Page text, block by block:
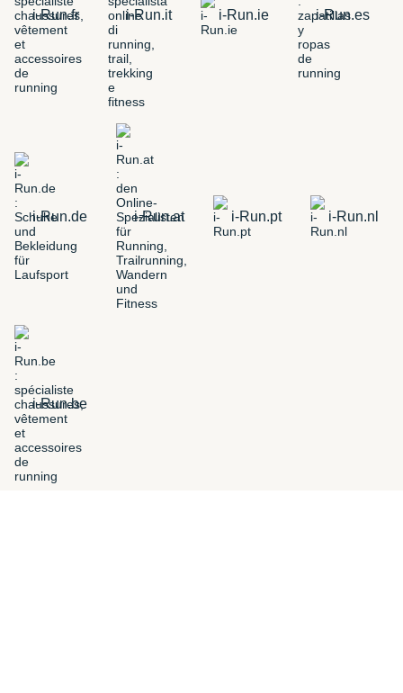
i-Run.fr i-Run.it i-Run.ie i-Run.es
i-Run.de i-Run.at i-Run.pt i-Run.nl
i-Run.be